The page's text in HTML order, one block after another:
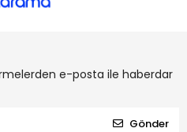
e-posta ile haberdar
Gönder